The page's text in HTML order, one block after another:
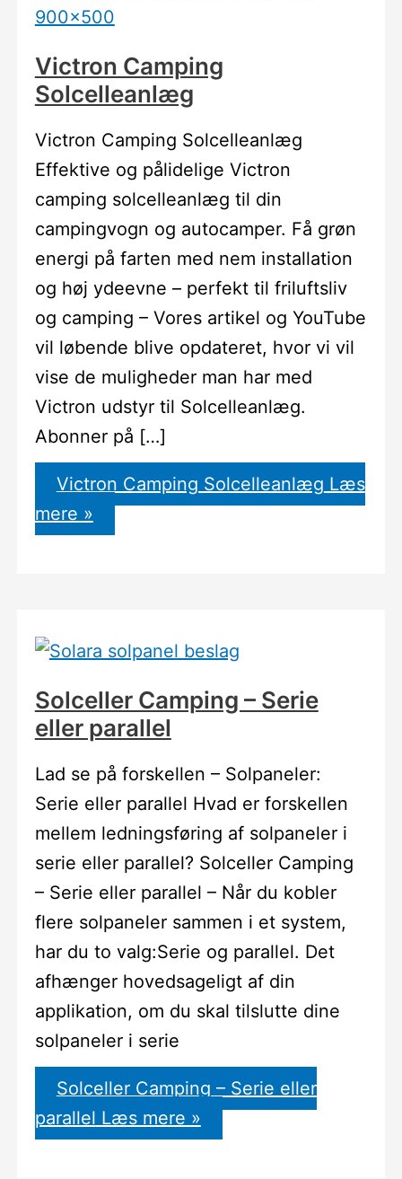
Victron Camping
Solcelleanlæg
Victron Camping Solcelleanlæg
Effektive og pålidelige Victron
camping solcelleanlæg til din
campingvogn og autocamper. Få grøn
energi på farten med nem installation
og høj ydeevne – perfekt til friluftsliv
og camping – Vores artikel og YouTube
vil løbende blive opdateret, hvor vi vil
vise de muligheder man har med
Victron udstyr til Solcelleanlæg.
Abonner på […]
Victron Camping Solcelleanlæg Læs
mere »
Solceller Camping – Serie
eller parallel
Lad se på forskellen – Solpaneler:
Serie eller parallel Hvad er forskellen
mellem ledningsføring af solpaneler i
serie eller parallel? Solceller Camping
– Serie eller parallel – Når du kobler
flere solpaneler sammen i et system,
har du to valg:Serie og parallel. Det
afhænger hovedsageligt af din
applikation, om du skal tilslutte dine
solpaneler i serie
Solceller Camping – Serie eller
parallel Læs mere »